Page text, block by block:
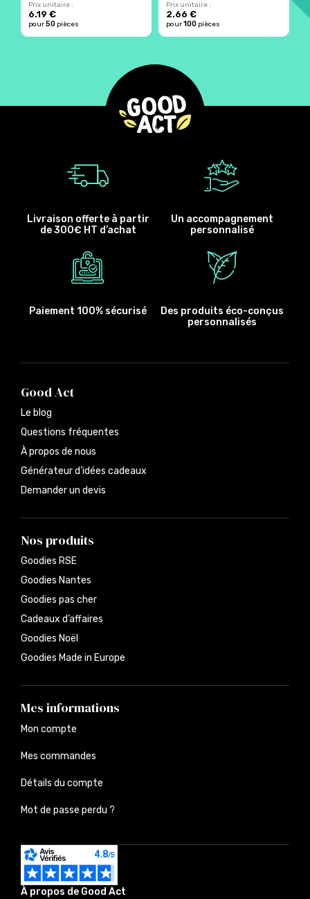
Prix unitaire :
6.19 €
pour50 pièces
Prix unitaire :
2.66 €
pour100 pièces
Livraison offerte à partir
de 300€ HT d’achat
Un accompagnement
personnalisé
Paiement 100% sécurisé
Des produits éco-conçus
personnalisés
À propos de Good Act
Good Act
Le blog
Questions fréquentes
À propos de nous
Générateur d’idées cadeaux
Demander un devis
Nos produits
Goodies RSE
Goodies Nantes
Goodies pas cher
Cadeaux d’affaires
Goodies Noël
Goodies Made in Europe
Mes informations
Mon compte
Mes commandes
Détails du compte
Mot de passe perdu ?